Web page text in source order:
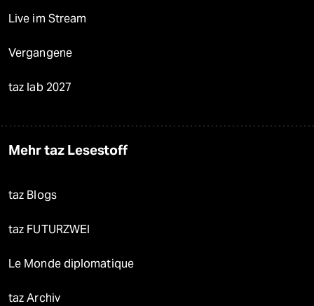
Live im Stream
Vergangene
taz lab 2027
Mehr taz Lesestoff
taz Blogs
taz FUTURZWEI
Le Monde diplomatique
taz Archiv